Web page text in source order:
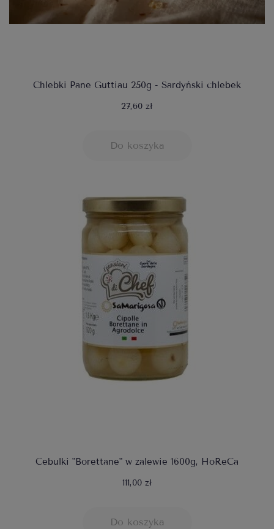
Chlebki Pane Guttiau 250g - Sardyński chlebek
27,60 zł
Do koszyka
Cebulki "Borettane" w zalewie 1600g, HoReCa
111,00 zł
Do koszyka